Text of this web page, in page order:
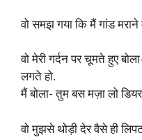
वो समझ गया कि मैं गांड
वो मेरी गर्दन पर चूमते हुए
लगते हो.
मैं बोला- तुम बस मज़ा लो
वो मुझसे थोड़ी देर वैसे ही